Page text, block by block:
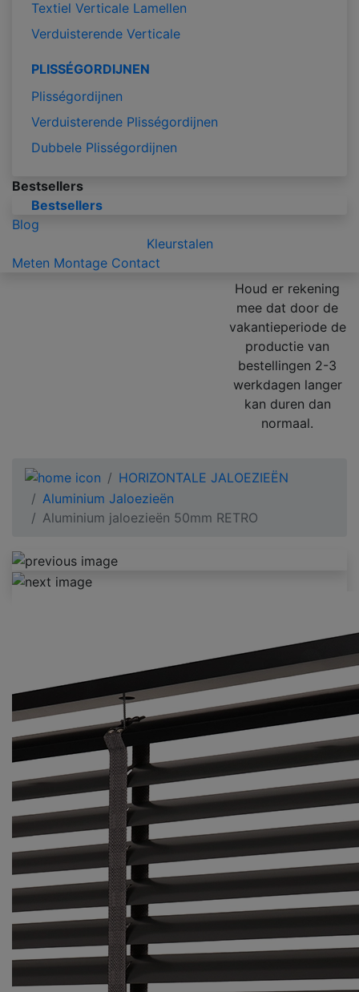
Textiel Verticale Lamellen
Verduisterende Verticale
PLISSÉGORDIJNEN
Plisségordijnen
Verduisterende Plisségordijnen
Dubbele Plisségordijnen
Bestsellers
Bestsellers
Blog
Kleurstalen
Meten Montage Contact
Houd er rekening
mee dat door de
vakantieperiode de
productie van
bestellingen 2-3
werkdagen langer
kan duren dan
normaal.
HORIZONTALE JALOEZIEËN
Aluminium Jaloezieën
Aluminium jaloezieën 50mm RETRO